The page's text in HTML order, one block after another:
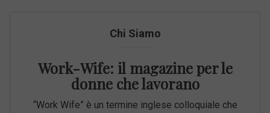
Chi Siamo
Work-Wife: il magazine per le
donne che lavorano
“Work Wife” è un termine inglese colloquiale che